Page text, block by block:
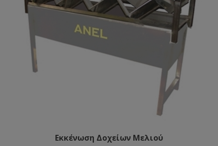
Εκκένωση Δοχείων Μελιού